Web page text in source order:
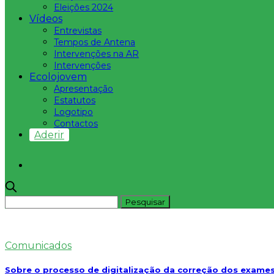
Eleições 2024
Vídeos
Entrevistas
Tempos de Antena
Intervenções na AR
Intervenções
Ecolojovem
Apresentação
Estatutos
Logotipo
Contactos
Aderir
Comunicados
Sobre o processo de digitalização da correção dos